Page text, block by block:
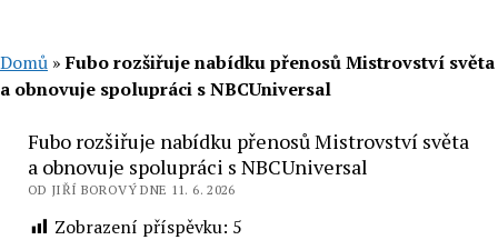
Domů »Fubo rozšiřuje nabídku přenosů Mistrovství světa
a obnovuje spolupráci s NBCUniversal
Fubo rozšiřuje nabídku přenosů Mistrovství světa
a obnovuje spolupráci s NBCUniversal
OD JIŘÍ BOROVÝ DNE 11. 6. 2026
Zobrazení příspěvku: 5